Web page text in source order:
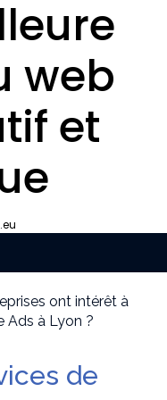
web
et
ont intérêt à
Ads à Lyon ?
: où acheter son
de